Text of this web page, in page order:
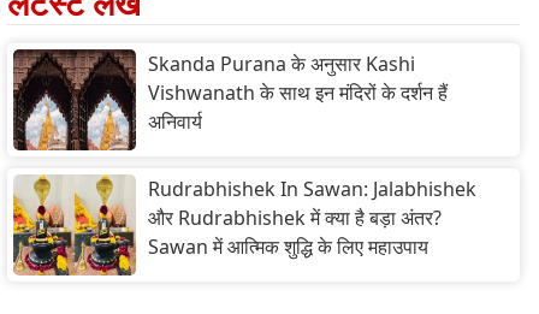
Skanda Purana के अनुसार Kashi
Vishwanath के साथ इन मंदिरों के दर्शन हैं
अनिवार्य
Rudrabhishek In Sawan: Jalabhishek
और Rudrabhishek में क्या है बड़ा अंतर?
Sawan में आत्मिक शुद्धि के लिए महाउपाय